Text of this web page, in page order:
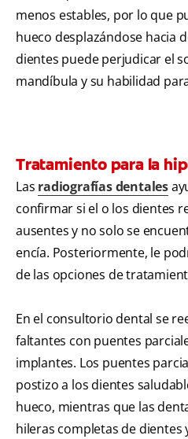
menos estables, por lo que
hueco desplazándose hacia
dientes puede perjudicar el
mandíbula y su habilidad
Tratamiento para la
Las radiografías dentales
confirmar si el o los dientes
ausentes y no solo se
encía. Posteriormente, le
de las opciones de
En el consultorio dental se
faltantes con puentes
implantes. Los puentes
postizo a los dientes
hueco, mientras que las
hileras completas de dientes